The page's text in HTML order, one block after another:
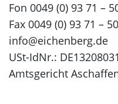
Fon 0049 (0) 93 71 –
Fax 0049 (0) 93 71 –
info@eichenberg.de
USt-IdNr.:
Amtsgericht